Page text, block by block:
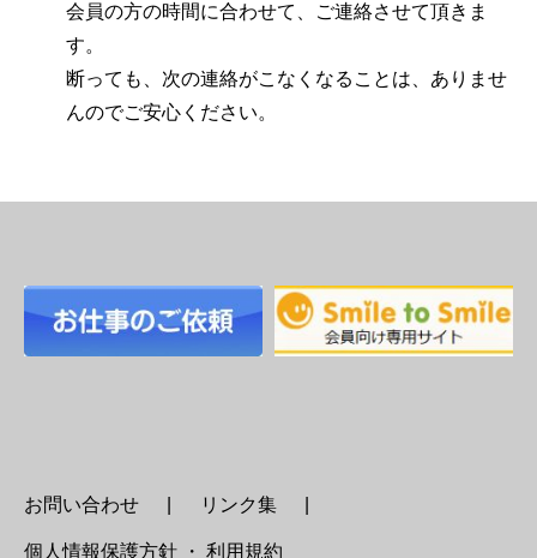
会員の方の時間に合わせて、ご連絡させて頂きま
す。
断っても、次の連絡がこなくなることは、ありませ
んのでご安心ください。
お問い合わせ リンク集
個人情報保護方針 ・ 利用規約